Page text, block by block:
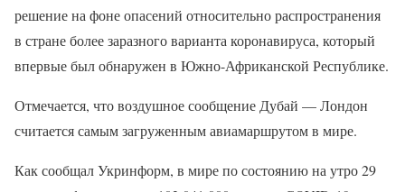
решение на фоне опасений относительно распространения
в стране более заразного варианта коронавируса, который
впервые был обнаружен в Южно-Африканской Республике.
Отмечается, что воздушное сообщение Дубай — Лондон
считается самым загруженным авиамаршрутом в мире.
Как сообщал Укринформ, в мире по состоянию на утро 29